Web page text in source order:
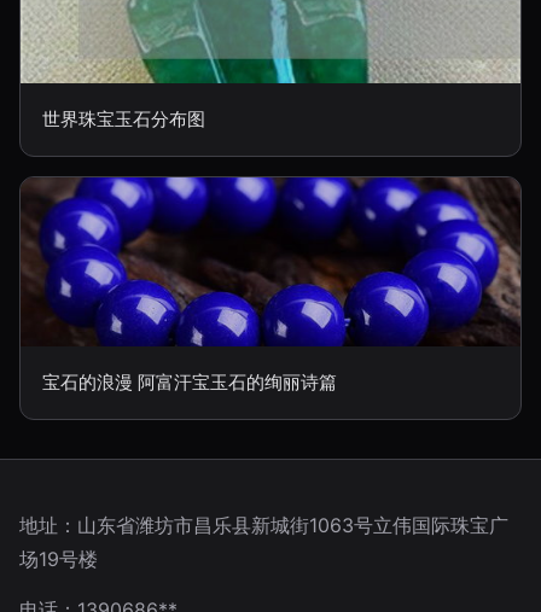
世界珠宝玉石分布图
宝石的浪漫 阿富汗宝玉石的绚丽诗篇
地址：山东省潍坊市昌乐县新城街1063号立伟国际珠宝广
场19号楼